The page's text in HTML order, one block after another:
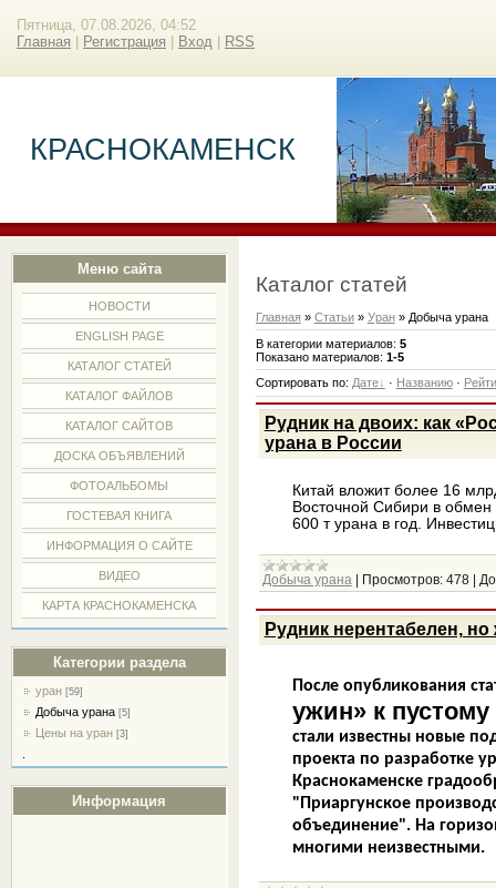
Пятница, 07.08.2026, 04:52
Главная
Регистрация Вход RSS
КРАСНОКАМЕНСК
Меню сайта
НОВОСТИ
ENGLISH PAGE
КАТАЛОГ СТАТЕЙ
КАТАЛОГ ФАЙЛОВ
КАТАЛОГ САЙТОВ
ДОСКА ОБЪЯВЛЕНИЙ
ФОТОАЛЬБОМЫ
ГОСТЕВАЯ КНИГА
ИНФОРМАЦИЯ О САЙТЕ
ВИДЕО
КАРТА КРАСНОКАМЕНСКА
Категории раздела
уран [59]
Добыча урана [5]
Цены на уран [3]
Информация
Каталог статей
Главная » Статьи» Уран» Добыча урана
В категории материалов: 5
Показано материалов: 1-5
Сортировать по: Дате · Названию·
Рудник на двоих: как
урана в России
Китай вложит более 16
Восточной Сибири в
600 т урана в год.
Добыча урана| Просмотров: 478|
Рудник нерентабелен,
После опубликования
ужин» к пустому
стали известны новые
проекта по разработке
Краснокаменске
"Приаргунское
объединение". На
многими неизвестными.